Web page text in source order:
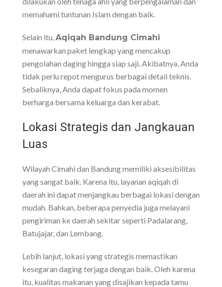
memahami tuntunan Islam dengan baik.
Selain itu,Aqiqah Bandung Cimahi
menawarkan paket lengkap yang mencakup
pengolahan daging hingga siap saji. Akibatnya, Anda
tidak perlu repot mengurus berbagai detail teknis.
Sebaliknya, Anda dapat fokus pada momen
berharga bersama keluarga dan kerabat.
Lokasi Strategis dan Jangkauan
Luas
Wilayah Cimahi dan Bandung memiliki aksesibilitas
yang sangat baik. Karena itu, layanan aqiqah di
daerah ini dapat menjangkau berbagai lokasi dengan
mudah. Bahkan, beberapa penyedia juga melayani
pengiriman ke daerah sekitar seperti Padalarang,
Batujajar, dan Lembang.
Lebih lanjut, lokasi yang strategis memastikan
kesegaran daging terjaga dengan baik. Oleh karena
itu, kualitas makanan yang disajikan kepada tamu